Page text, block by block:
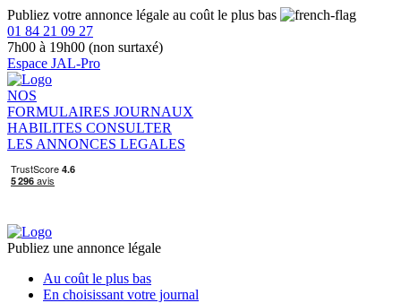
Publiez votre annonce légale au coût le plus bas
01 84 21 09 27
7h00 à 19h00 (non surtaxé)
Espace JAL-Pro
NOS
FORMULAIRES JOURNAUX
HABILITES CONSULTER
LES ANNONCES LEGALES
Publiez une annonce légale
Au coût le plus bas
En choisissant votre journal